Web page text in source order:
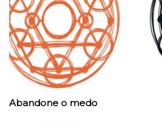
Abandone o medo